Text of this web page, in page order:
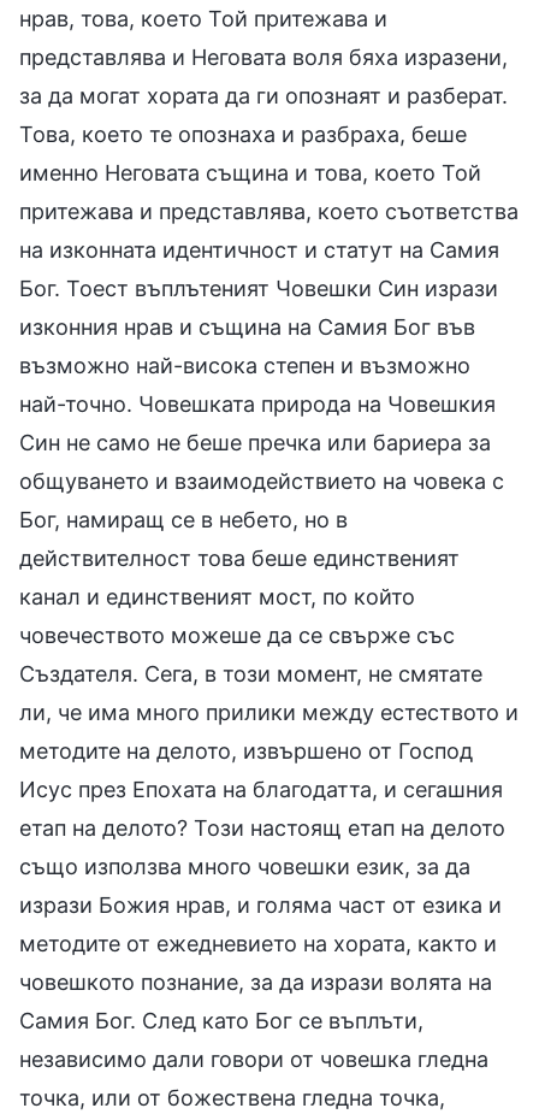
нрав, това, което Той притежава и
представлява и Неговата воля бяха изразени,
за да могат хората да ги опознаят и разберат.
Това, което те опознаха и разбраха, беше
именно Неговата същина и това, което Той
притежава и представлява, което съответства
на изконната идентичност и статут на Самия
Бог. Тоест въплътеният Човешки Син изрази
изконния нрав и същина на Самия Бог във
възможно най-висока степен и възможно
най-точно. Човешката природа на Човешкия
Син не само не беше пречка или бариера за
общуването и взаимодействието на човека с
Бог, намиращ се в небето, но в
действителност това беше единственият
канал и единственият мост, по който
човечеството можеше да се свърже със
Създателя. Сега, в този момент, не смятате
ли, че има много прилики между естеството и
методите на делото, извършено от Господ
Исус през Епохата на благодатта, и сегашния
етап на делото? Този настоящ етап на делото
също използва много човешки език, за да
изрази Божия нрав, и голяма част от езика и
методите от ежедневието на хората, както и
човешкото познание, за да изрази волята на
Самия Бог. След като Бог се въплъти,
независимо дали говори от човешка гледна
точка, или от божествена гледна точка,